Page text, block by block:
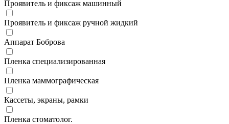
Проявитель и фиксаж машинный
Проявитель и фиксаж ручной жидкий
Аппарат Боброва
Пленка специализированная
Пленка маммографическая
Кассеты, экраны, рамки
Пленка стоматолог.